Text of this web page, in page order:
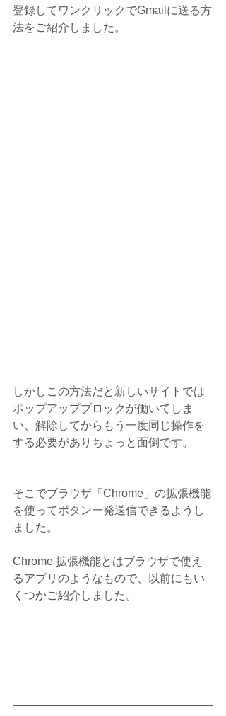
登録してワンクリックでGmailに送る方
法をご紹介しました。
しかしこの方法だと新しいサイトでは
ポップアップブロックが働いてしま
い、解除してからもう一度同じ操作を
する必要がありちょっと面倒です。
そこでブラウザ「Chrome」の拡張機能
を使ってボタン一発送信できるようし
ました。
Chrome 拡張機能とはブラウザで使え
るアプリのようなもので、以前にもい
くつかご紹介しました。